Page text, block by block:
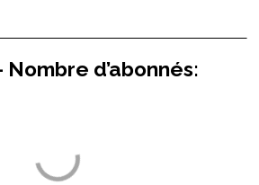
Nombre d’abonnés: